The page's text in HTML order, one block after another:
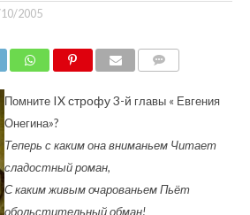
2005
Помните IXстрофу 3-й главы « Евгения
Онегина»?
Теперь с каким она вниманьем Читает
сладостный роман,
С каким живым очарованьем Пьёт
обольстительный обман!